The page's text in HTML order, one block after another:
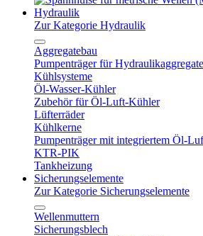
Hydraulik
Zur Kategorie Hydraulik
Aggregatebau
Pumpenträger für Hydraulikaggregate
Kühlsysteme
Öl-Wasser-Kühler
Zubehör für Öl-Luft-Kühler
Lüfterräder
Kühlkerne
Pumpenträger mit integriertem Öl-
KTR-PIK
Tankheizung
Sicherungselemente
Zur Kategorie Sicherungselemente
Wellenmuttern
Sicherungsblech